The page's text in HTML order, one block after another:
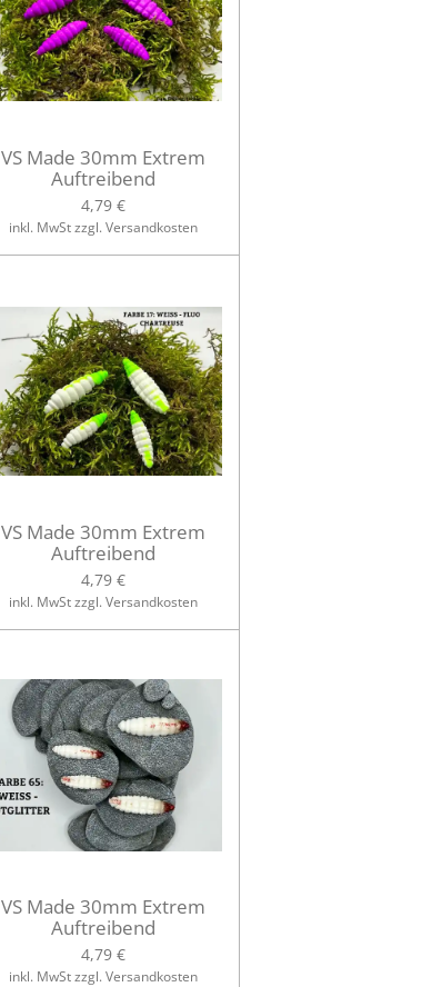
VS Made 30mm Extrem
Auftreibend
4,79 €
inkl. MwSt zzgl. Versandkosten
VS Made 30mm Extrem
Auftreibend
4,79 €
inkl. MwSt zzgl. Versandkosten
VS Made 30mm Extrem
Auftreibend
4,79 €
inkl. MwSt zzgl. Versandkosten